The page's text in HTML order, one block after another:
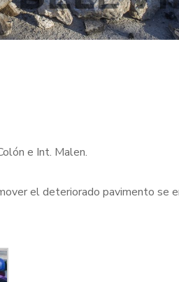
e Int. Malen.
el deteriorado pavimento se